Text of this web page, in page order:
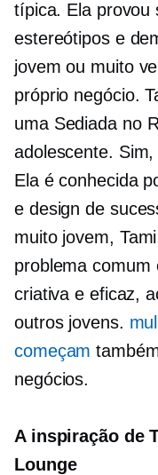
típica. Ela provou
estereótipos e
jovem ou muito
próprio negócio.
uma Sediada no
adolescente.
Ela é conhecida
e design de
muito jovem,
problema comum
criativa e eficaz,
outros jovens.
começam
negócios.
A inspiração de
Lounge